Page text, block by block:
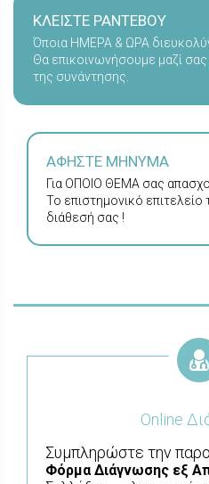
ΚΛΕΙΣΤΕ ΡΑΝΤΕΒΟΥ
Όποια ΗΜΕΡΑ & ΩΡΑ
Θα επικοινωνήσουμε μαζί
της συνάντησης.
ΑΦΗΣΤΕ ΜΗΝΥΜΑ
Για ΟΠΟΙΟ ΘΕΜΑ σας
Το επιστημονικό
διάθεσή σας !
Online
Συμπληρώστε την
Φόρμα Διάγνωσης εξ